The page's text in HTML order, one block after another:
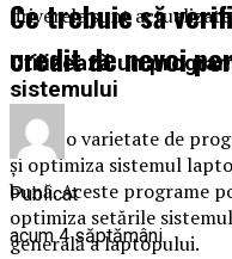
driverele sunt
Utilizează un
sistemului
Există o varietate de
și optimiza sistemul
bună. Aceste programe
optimiza setările
generală a laptopului.
Ce trebuie să
credit de nevoi
Publicat
acum 4 săptămâni